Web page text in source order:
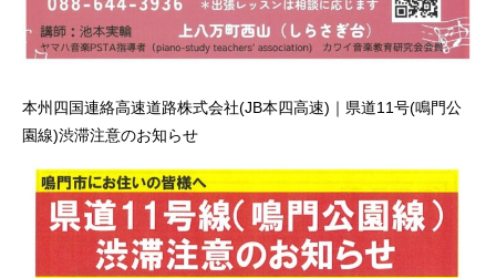
本州四国連絡高速道路株式会社(JB本四高速)｜県道11号(鳴門公
園線)渋滞注意のお知らせ